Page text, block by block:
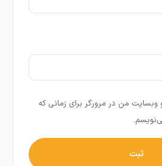
وبسایت من در مرورگر برای زمانی که